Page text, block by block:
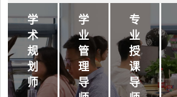
学
术
规
划
师
学
业
管
理
导
专
业
授
课
导